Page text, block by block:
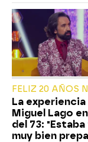
FELIZ 20 AÑOS
La experiencia
Miguel Lago
del 73:
muy bien